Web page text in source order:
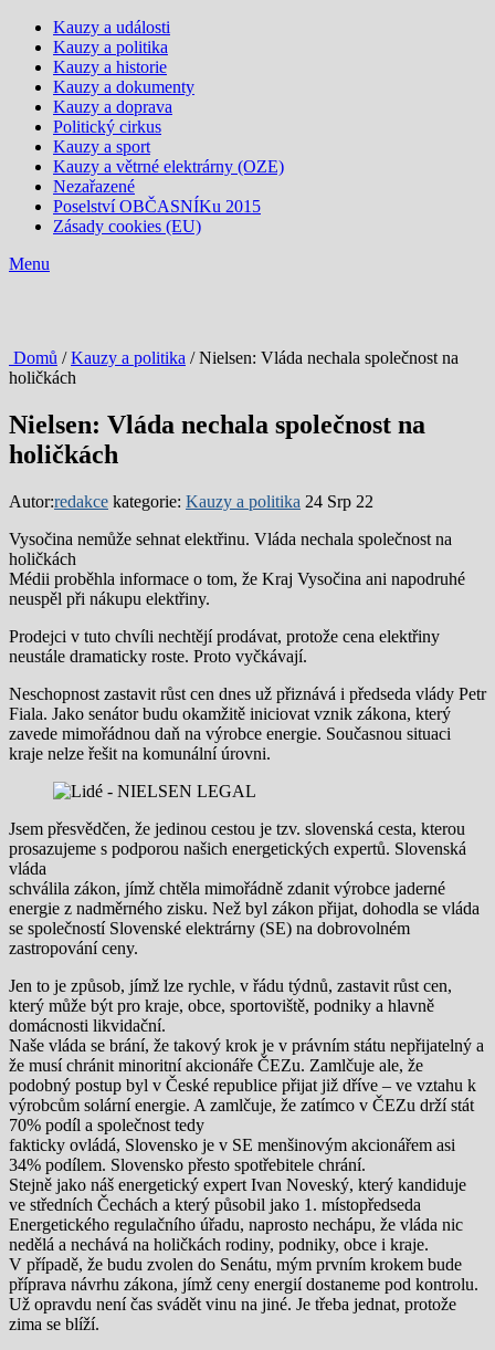
Kauzy a události
Kauzy a politika
Kauzy a historie
Kauzy a dokumenty
Kauzy a doprava
Politický cirkus
Kauzy a sport
Kauzy a větrné elektrárny (OZE)
Nezařazené
Poselství OBČASNÍKu 2015
Zásady cookies (EU)
Menu
Domů /Kauzy a politika / Nielsen: Vláda nechala společnost na
holičkách
Nielsen: Vláda nechala společnost na
holičkách
Autor:redakce kategorie: Kauzy a politika 24 Srp 22
Vysočina nemůže sehnat elektřinu. Vláda nechala společnost na
holičkách
Médii proběhla informace o tom, že Kraj Vysočina ani napodruhé
neuspěl při nákupu elektřiny.
Prodejci v tuto chvíli nechtějí prodávat, protože cena elektřiny
neustále dramaticky roste. Proto vyčkávají.
Neschopnost zastavit růst cen dnes už přiznává i předseda vlády Petr
Fiala. Jako senátor budu okamžitě iniciovat vznik zákona, který
zavede mimořádnou daň na výrobce energie. Současnou situaci
kraje nelze řešit na komunální úrovni.
Jsem přesvědčen, že jedinou cestou je tzv. slovenská cesta, kterou
prosazujeme s podporou našich energetických expertů. Slovenská
vláda
schválila zákon, jímž chtěla mimořádně zdanit výrobce jaderné
energie z nadměrného zisku. Než byl zákon přijat, dohodla se vláda
se společností Slovenské elektrárny (SE) na dobrovolném
zastropování ceny.
Jen to je způsob, jímž lze rychle, v řádu týdnů, zastavit růst cen,
který může být pro kraje, obce, sportoviště, podniky a hlavně
domácnosti likvidační.
Naše vláda se brání, že takový krok je v právním státu nepřijatelný a
že musí chránit minoritní akcionáře ČEZu. Zamlčuje ale, že
podobný postup byl v České republice přijat již dříve – ve vztahu k
výrobcům solární energie. A zamlčuje, že zatímco v ČEZu drží stát
70% podíl a společnost tedy
fakticky ovládá, Slovensko je v SE menšinovým akcionářem asi
34% podílem. Slovensko přesto spotřebitele chrání.
Stejně jako náš energetický expert Ivan Noveský, který kandiduje
ve středních Čechách a který působil jako 1. místopředseda
Energetického regulačního úřadu, naprosto nechápu, že vláda nic
nedělá a nechává na holičkách rodiny, podniky, obce i kraje.
V případě, že budu zvolen do Senátu, mým prvním krokem bude
příprava návrhu zákona, jímž ceny energií dostaneme pod kontrolu.
Už opravdu není čas svádět vinu na jiné. Je třeba jednat, protože
zima se blíží.